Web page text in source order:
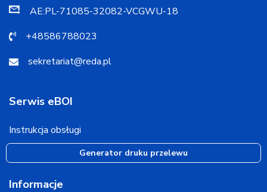
AE:PL-71085-32082-VCGWU-18
+48586788023
sekretariat@reda.pl
Serwis eBOI
Instrukcja obsługi
Generator druku przelewu
Informacje